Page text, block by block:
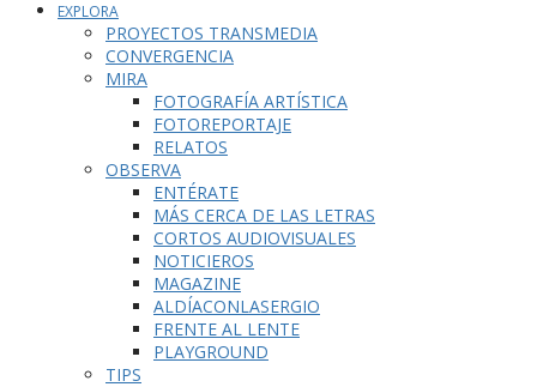
EXPLORA
PROYECTOS TRANSMEDIA
CONVERGENCIA
MIRA
FOTOGRAFÍA ARTÍSTICA
FOTOREPORTAJE
RELATOS
OBSERVA
ENTÉRATE
MÁS CERCA DE LAS LETRAS
CORTOS AUDIOVISUALES
NOTICIEROS
MAGAZINE
ALDÍACONLASERGIO
FRENTE AL LENTE
PLAYGROUND
TIPS